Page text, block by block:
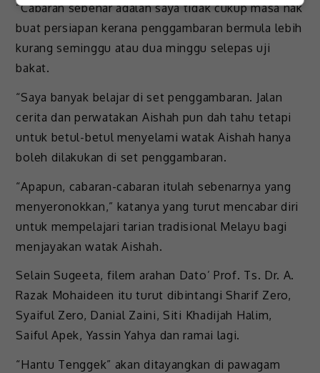
“Cabaran sebenar adalah saya tidak cukup masa nak
buat persiapan kerana penggambaran bermula lebih
kurang seminggu atau dua minggu selepas uji
bakat.
“Saya banyak belajar di set penggambaran. Jalan
cerita dan perwatakan Aishah pun dah tahu tetapi
untuk betul-betul menyelami watak Aishah hanya
boleh dilakukan di set penggambaran.
“Apapun, cabaran-cabaran itulah sebenarnya yang
menyeronokkan,” katanya yang turut mencabar diri
untuk mempelajari tarian tradisional Melayu bagi
menjayakan watak Aishah.
Selain Sugeeta, filem arahan Dato’ Prof. Ts. Dr. A.
Razak Mohaideen itu turut dibintangi Sharif Zero,
Syaiful Zero, Danial Zaini, Siti Khadijah Halim,
Saiful Apek, Yassin Yahya dan ramai lagi.
“Hantu Tenggek” akan ditayangkan di pawagam